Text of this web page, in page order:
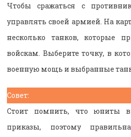
Чтобы сражаться с
управлять своей армией. На
несколько танков, которые
войскам. Выберите точку, в
военную мощь и выбранные
Совет:
Стоит помнить, что юниты
приказы, поэтому